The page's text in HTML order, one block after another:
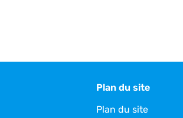
Plan du site
Plan du site